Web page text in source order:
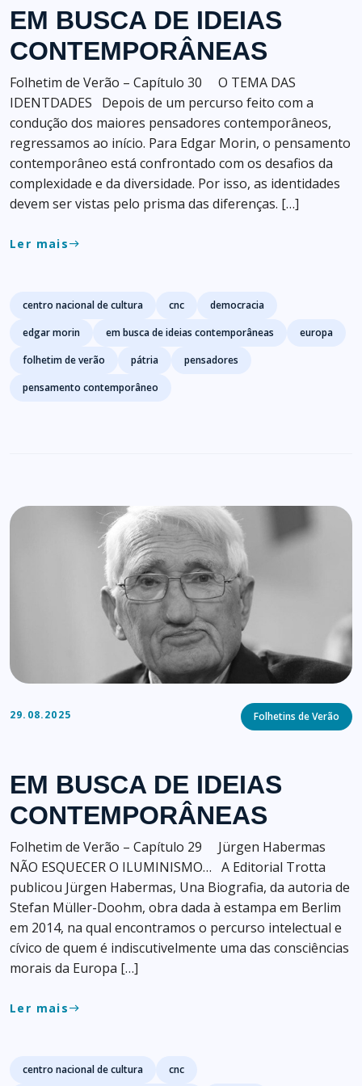
EM BUSCA DE IDEIAS
CONTEMPORÂNEAS
Folhetim de Verão – Capítulo 30 O TEMA DAS
IDENTDADES Depois de um percurso feito com a
condução dos maiores pensadores contemporâneos,
regressamos ao início. Para Edgar Morin, o pensamento
contemporâneo está confrontado com os desafios da
complexidade e da diversidade. Por isso, as identidades
devem ser vistas pelo prisma das diferenças. […]
Ler maiseast
Tags
centro nacional de cultura cnc
democracia
edgar morin
em busca de ideias contemporâneas
europa
folhetim de verão
pátria
pensadores
pensamento contemporâneo
29.08.2025 Categories
Folhetins de Verão
EM BUSCA DE IDEIAS
CONTEMPORÂNEAS
Folhetim de Verão – Capítulo 29 Jürgen Habermas
NÃO ESQUECER O ILUMINISMO… A Editorial Trotta
publicou Jürgen Habermas, Una Biografia, da autoria de
Stefan Müller-Doohm, obra dada à estampa em Berlim
em 2014, na qual encontramos o percurso intelectual e
cívico de quem é indiscutivelmente uma das consciências
morais da Europa […]
Ler maiseast
Tags
centro nacional de cultura cnc